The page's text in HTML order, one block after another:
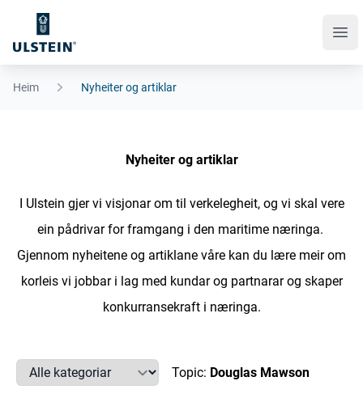
Heim Nyheiter og artiklar
Nyheiter og artiklar
I Ulstein gjer vi visjonar om til verkelegheit, og vi skal vere
ein pådrivar for framgang i den maritime næringa.
Gjennom nyheitene og artiklane våre kan du lære meir om
korleis vi jobbar i lag med kundar og partnarar og skaper
konkurransekraft i næringa.
Topic: Douglas Mawson